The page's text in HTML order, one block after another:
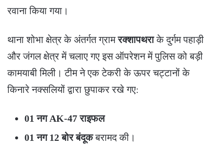
रवाना किया गया।
​थाना शोभा क्षेत्र के अंतर्गत ग्रामरक्शापथराके दुर्गम पहाड़ी
और जंगल क्षेत्र में चलाए गए इस ऑपरेशन में पुलिस को बड़ी
कामयाबी मिली। टीम ने एक टेकरी के ऊपर चट्टानों के
किनारे नक्सलियों द्वारा छुपाकर रखे गए:
01 नग AK-47 राइफल
01 नग 12 बोर बंदूकबरामद की।